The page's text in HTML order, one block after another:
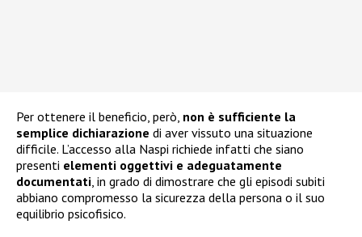
Per ottenere il beneficio, però, non è sufficiente la
semplice dichiarazione di aver vissuto una situazione
difficile. L’accesso alla Naspi richiede infatti che siano
presenti elementi oggettivi e adeguatamente
documentati, in grado di dimostrare che gli episodi subiti
abbiano compromesso la sicurezza della persona o il suo
equilibrio psicofisico.